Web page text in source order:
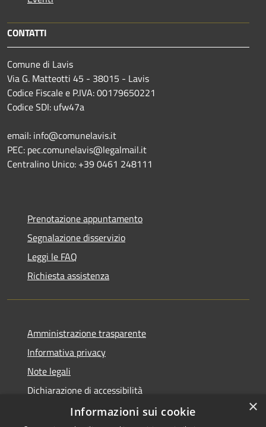
CONTATTI
Comune di Lavis
Via G. Matteotti 45 - 38015 - Lavis
Codice Fiscale e P.IVA: 00179650221
Codice SDI: ufw47a
email: info@comunelavis.it
PEC: pec.comunelavis@legalmail.it
Centralino Unico: +39 0461 248111
Prenotazione appuntamento
Segnalazione disservizio
Leggi le FAQ
Richiesta assistenza
Amministrazione trasparente
Informativa privacy
Note legali
Dichiarazione di accessibilità
Informative Privacy
×
Informazioni sui cookie